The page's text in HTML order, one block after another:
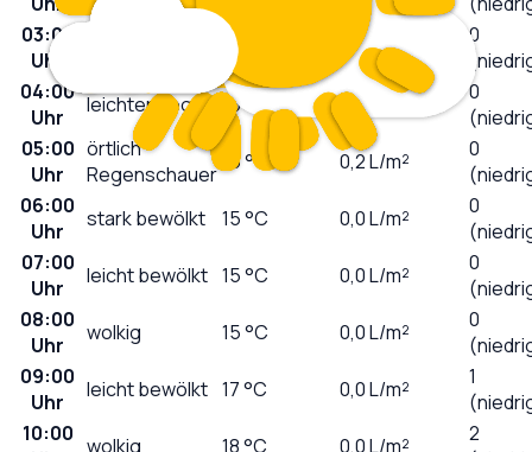
03:00
Uhr
15 0,1L/m²
0
04:00
Uhr
leichter Regen 15°C 0,1L/m²
0
05:00
Uhr
örtlich
Regenschauer
15°C 0,2L/m²
0
06:00
Uhr
stark bewölkt 15°C 0,0L/m²
0
07:00
Uhr
leicht bewölkt 15°C 0,0L/m²
0
08:00
Uhr
wolkig 15°C 0,0L/m²
0
09:00
Uhr
leicht bewölkt 17°C 0,0L/m²
1
10:00 wolkig 18°C 0,0L/m²
2